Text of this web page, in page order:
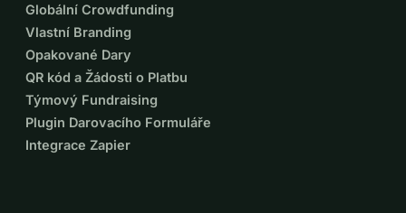
Globální Crowdfunding
Vlastní Branding
Opakované Dary
QR kód a Žádosti o Platbu
Týmový Fundraising
Plugin Darovacího Formuláře
Integrace Zapier